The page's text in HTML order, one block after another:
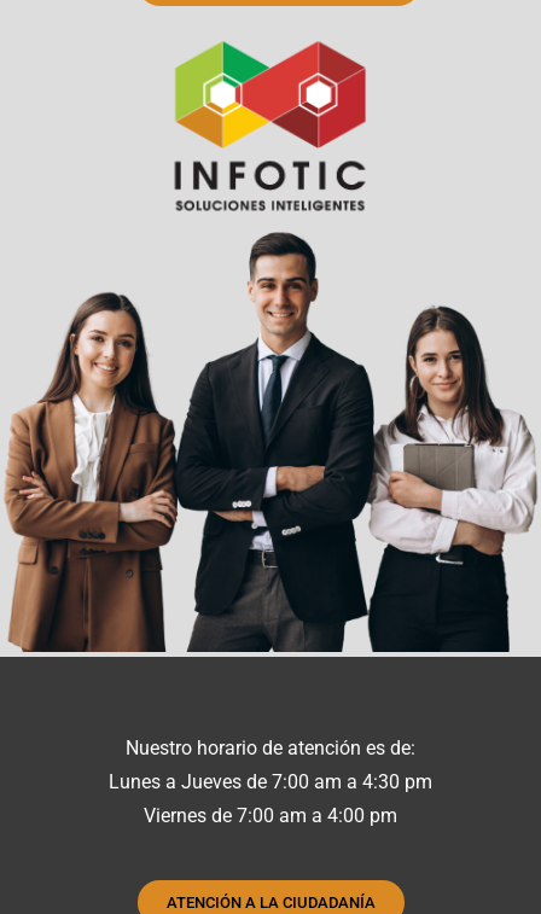
Nuestro horario de atención es de:
Lunes a Jueves de 7:00 am a 4:30 pm
Viernes de 7:00 am a 4:00 pm
ATENCIÓN A LA CIUDADANÍA